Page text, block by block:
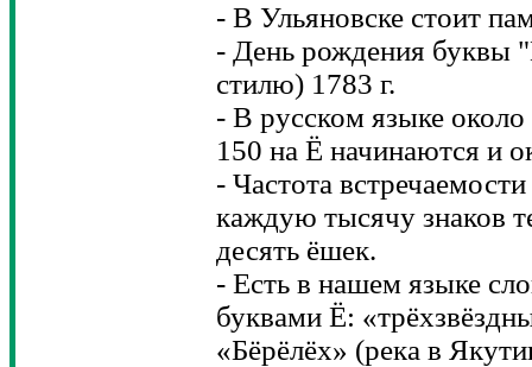
- В Ульяновске стоит
- День рождения буквы
стилю) 1783 г.
- В русском языке
150 на Ё начинаются и
- Частота
каждую тысячу знаков
десять ёшек.
- Есть в нашем языке
буквами Ё:
«Бёрёлёх» (река в